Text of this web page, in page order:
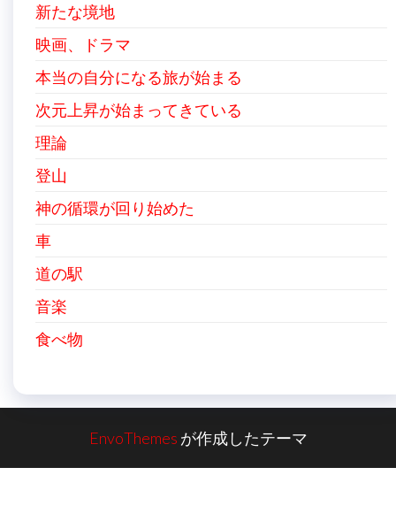
新たな境地
映画、ドラマ
本当の自分になる旅が始まる
次元上昇が始まってきている
理論
登山
神の循環が回り始めた
車
道の駅
音楽
食べ物
EnvoThemes が作成したテーマ